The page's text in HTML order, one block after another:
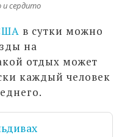
и сердито
в сутки можно
на
отдых может
каждый человек